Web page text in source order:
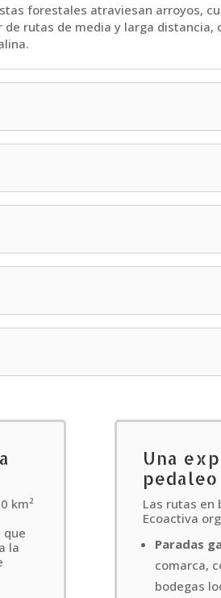
forestales atraviesan arroyos,
rutas de media y larga
km²
que
la
Una
pedaleo
Las rutas en
Ecoactiva
Paradas
comarca,
bodegas